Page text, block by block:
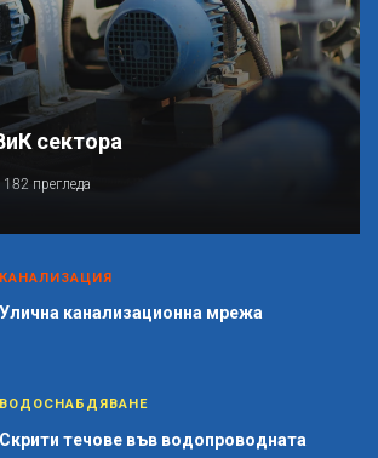
сектора
182 прегледа
КАНАЛИЗАЦИЯ
Улична канализационна мрежа
ВОДОСНАБДЯВАНЕ
Скрити течове във водопроводната